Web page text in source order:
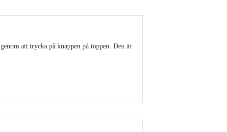
att trycka på knappen på toppen. Den är